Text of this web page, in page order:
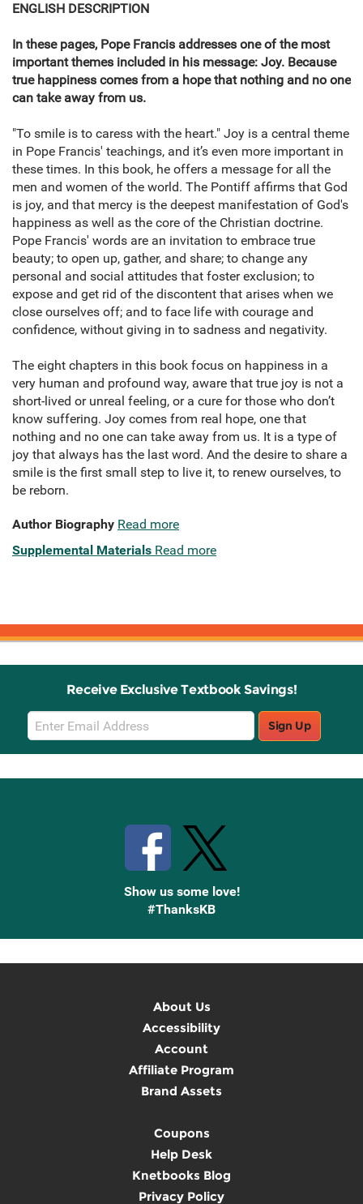
ENGLISH DESCRIPTION
In these pages, Pope Francis addresses one of the most
important themes included in his message: Joy. Because
true happiness comes from a hope that nothing and no one
can take away from us.
"To smile is to caress with the heart." Joy is a central theme
in Pope Francis' teachings, and it’s even more important in
these times. In this book, he offers a message for all the
men and women of the world. The Pontiff affirms that God
is joy, and that mercy is the deepest manifestation of God's
happiness as well as the core of the Christian doctrine.
Pope Francis' words are an invitation to embrace true
beauty; to open up, gather, and share; to change any
personal and social attitudes that foster exclusion; to
expose and get rid of the discontent that arises when we
close ourselves off; and to face life with courage and
confidence, without giving in to sadness and negativity.
The eight chapters in this book focus on happiness in a
very human and profound way, aware that true joy is not a
short-lived or unreal feeling, or a cure for those who don’t
know suffering. Joy comes from real hope, one that
nothing and no one can take away from us. It is a type of
joy that always has the last word. And the desire to share a
smile is the first small step to live it, to renew ourselves, to
be reborn.
Author Biography Read more
Supplemental Materials Read more
Receive Exclusive Textbook Savings!
Email
Sign
Up
Sign Up
Show us some love!
#ThanksKB
About Us
Accessibility
Account
Affiliate Program
Brand Assets
Coupons
Help Desk
Knetbooks Blog
Privacy Policy